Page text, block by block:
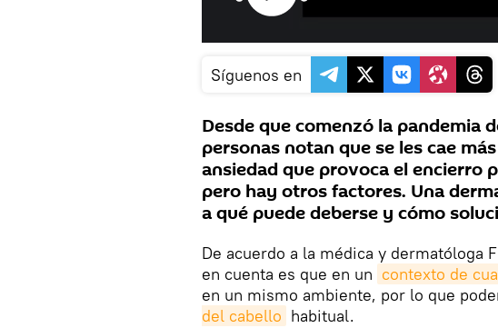
Síguenos en
Desde que comenzó la pandemia
personas notan que se les cae
ansiedad que provoca el encierro
pero hay otros factores. Una
a qué puede deberse y cómo
De acuerdo a la médica y dermatóloga
en cuenta es que en un contexto de
en un mismo ambiente, por lo que
del cabello habitual.